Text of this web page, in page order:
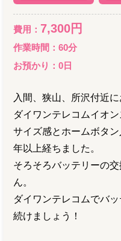
費用： 7,300円
作業時間：60分
お預かり：0 日
入間、狭山、所沢付近
ダイワンテレコムイオ
サイズ感とホームボタ
年以上経ちました。
そろそろバッテリーの
ん。
ダイワンテレコムでバ
続けましょう！